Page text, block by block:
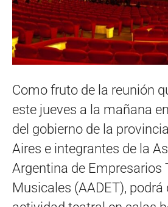
Como fruto de la reunión
este jueves a la mañana
del gobierno de la
Aires e integrantes de la
Argentina de Empresarios
Musicales (AADET),